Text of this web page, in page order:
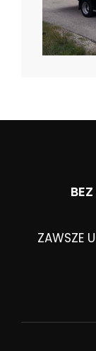
ZAWSZE